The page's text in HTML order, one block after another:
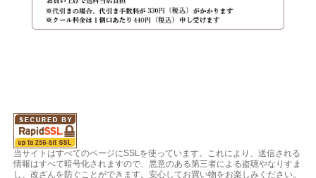
当サイトはすべてのページにSSLを使っています。これにより、送信される
情報はすべて暗号化されますので、悪意のある第三者による盗聴やなりすま
し、改ざんを防ぐことができます。安心してお買い物をお楽しみください。